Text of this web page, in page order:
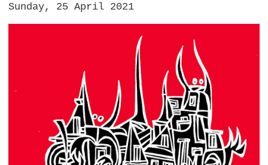
Sunday, 25 April 2021